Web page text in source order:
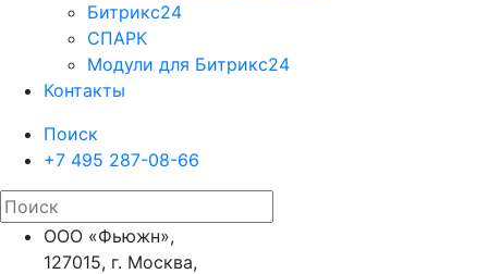
Битрикс24
СПАРК
Модули для Битрикс24
Контакты
Поиск
+7 495 287-08-66
ООО «Фьюжн»,
127015, г. Москва,